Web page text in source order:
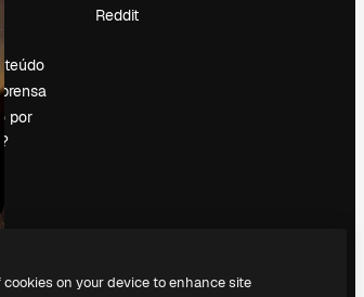
por
Reddit
on your device to enhance site